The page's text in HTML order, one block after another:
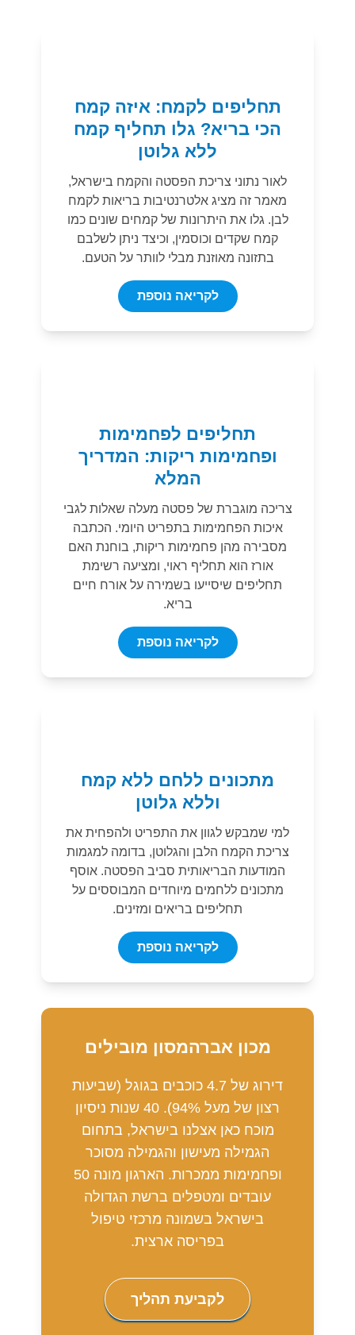
תחליפים לקמח: איזה קמח
הכי בריא? גלו תחליף קמח
ללא גלוטן
לאור נתוני צריכת הפסטה והקמח בישראל,
מאמר זה מציג אלטרנטיבות בריאות לקמח
לבן. גלו את היתרונות של קמחים שונים כמו
קמח שקדים וכוסמין, וכיצד ניתן לשלבם
בתזונה מאוזנת מבלי לוותר על הטעם.
לקריאה נוספת
תחליפים לפחמימות
ופחמימות ריקות: המדריך
המלא
צריכה מוגברת של פסטה מעלה שאלות לגבי
איכות הפחמימות בתפריט היומי. הכתבה
מסבירה מהן פחמימות ריקות, בוחנת האם
אורז הוא תחליף ראוי, ומציעה רשימת
תחליפים שיסייעו בשמירה על אורח חיים
בריא.
לקריאה נוספת
מתכונים ללחם ללא קמח
וללא גלוטן
למי שמבקש לגוון את התפריט ולהפחית את
צריכת הקמח הלבן והגלוטן, בדומה למגמות
המודעות הבריאותית סביב הפסטה. אוסף
מתכונים ללחמים מיוחדים המבוססים על
תחליפים בריאים ומזינים.
לקריאה נוספת
מכון אברהמסון מובילים
דירוג של 4.7 כוכבים בגוגל (שביעות
רצון של מעל 94%). 40 שנות ניסיון
מוכח כאן אצלנו בישראל, בתחום
הגמילה מעישון והגמילה מסוכר
ופחמימות ממכרות. הארגון מונה 50
עובדים ומטפלים ברשת הגדולה
בישראל בשמונה מרכזי טיפול
בפריסה ארצית.
לקביעת תהליך